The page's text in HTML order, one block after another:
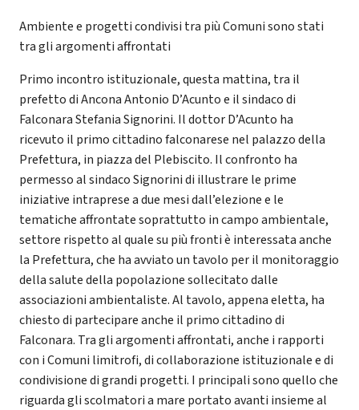
Ambiente e progetti condivisi tra più Comuni sono stati
tra gli argomenti affrontati
Primo incontro istituzionale, questa mattina, tra il
prefetto di Ancona Antonio D’Acunto e il sindaco di
Falconara Stefania Signorini. Il dottor D’Acunto ha
ricevuto il primo cittadino falconarese nel palazzo della
Prefettura, in piazza del Plebiscito. Il confronto ha
permesso al sindaco Signorini di illustrare le prime
iniziative intraprese a due mesi dall’elezione e le
tematiche affrontate soprattutto in campo ambientale,
settore rispetto al quale su più fronti è interessata anche
la Prefettura, che ha avviato un tavolo per il monitoraggio
della salute della popolazione sollecitato dalle
associazioni ambientaliste. Al tavolo, appena eletta, ha
chiesto di partecipare anche il primo cittadino di
Falconara. Tra gli argomenti affrontati, anche i rapporti
con i Comuni limitrofi, di collaborazione istituzionale e di
condivisione di grandi progetti. I principali sono quello che
riguarda gli scolmatori a mare portato avanti insieme al